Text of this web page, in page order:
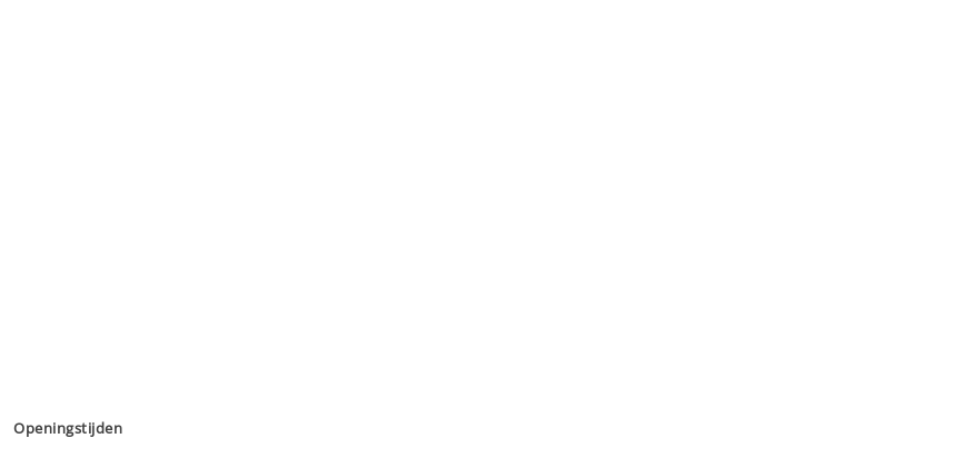
Openingstijden